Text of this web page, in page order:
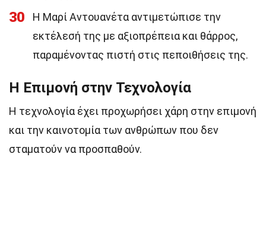
30
Η Μαρί Αντουανέτα αντιμετώπισε την
εκτέλεσή της με αξιοπρέπεια και θάρρος,
παραμένοντας πιστή στις πεποιθήσεις της.
Η Επιμονή στην Τεχνολογία
Η τεχνολογία έχει προχωρήσει χάρη στην επιμονή
και την καινοτομία των ανθρώπων που δεν
σταματούν να προσπαθούν.